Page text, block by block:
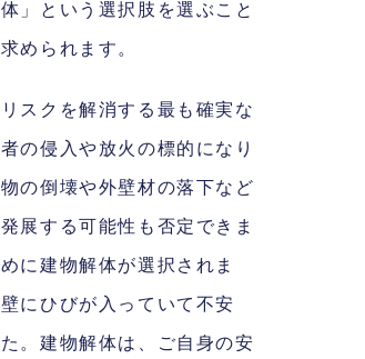
という選択肢を選ぶこと
められます。
スクを解消する最も確実な
の侵入や放火の標的になり
の倒壊や外壁材の落下など
展する可能性も否定できま
に建物解体が選択されま
にひびが入っていて不安
。建物解体は、ご自身の安